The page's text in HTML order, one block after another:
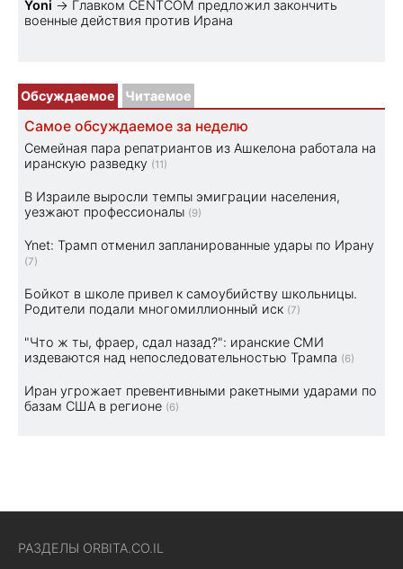
Yoni → Главком CENTCOM предложил закончить
военные действия против Ирана
Обсуждаемое Читаемое
Самое обсуждаемое за неделю
Семейная пара репатриантов из Ашкелона работала на
иранскую разведку (11)
В Израиле выросли темпы эмиграции населения,
уезжают профессионалы (9)
Ynet: Трамп отменил запланированные удары по Ирану
(7)
Бойкот в школе привел к самоубийству школьницы.
Родители подали многомиллионный иск (7)
"Что ж ты, фраер, сдал назад?": иранские СМИ
издеваются над непоследовательностью Трампа (6)
Иран угрожает превентивными ракетными ударами по
базам США в регионе (6)
РАЗДЕЛЫ ORBITA.CO.IL